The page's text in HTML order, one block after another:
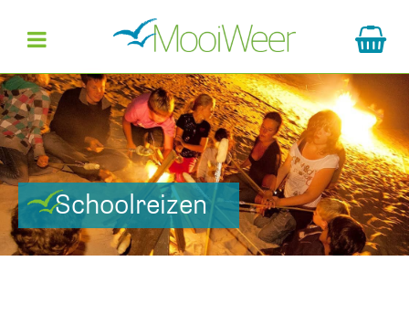
Schoolreizen